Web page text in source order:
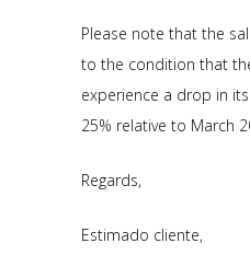
Please note that the
to the condition that
experience a drop in
25% relative to March
Regards,
Estimado cliente,